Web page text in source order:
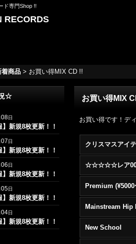
ド専門Shop !!
RECORDS
着商品 > お買い得MIX CD !!
☆
08日
】新規8枚更新！！
07日
】新規8枚更新！！
06日
】新規8枚更新！！
05日
】新規8枚更新！！
04日
】新規8枚更新！！
お買い得MIX
お買い得です！デ
クリスマスアイ
Premium (¥5000
New School